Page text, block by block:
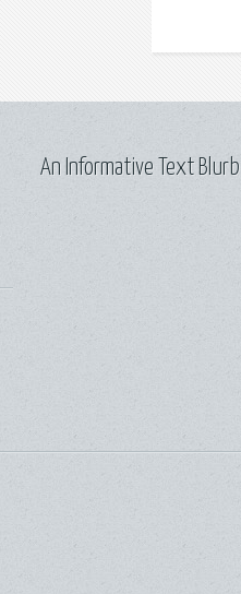
An Informative Text Blurb